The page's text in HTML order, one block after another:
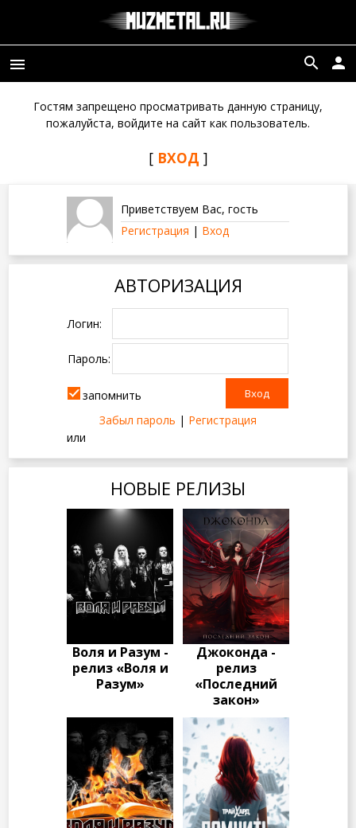
menu person
search
Гостям запрещено просматривать данную страницу,
пожалуйста, войдите на сайт как пользователь.
[ ВХОД ]
Приветствуем Вас, гость
Регистрация | Вход
АВТОРИЗАЦИЯ
Логин:
Пароль:
запомнить
Забыл пароль | Регистрация
или
НОВЫЕ РЕЛИЗЫ
Воля и Разум -
релиз «Воля и
Разум»
Джоконда -
релиз
«Последний
закон»